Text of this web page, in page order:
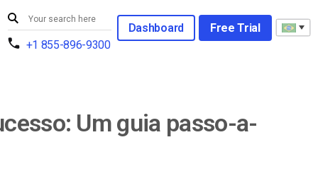
+1 855-896-9300
Dashboard Free Trial
Um guia passo-a-